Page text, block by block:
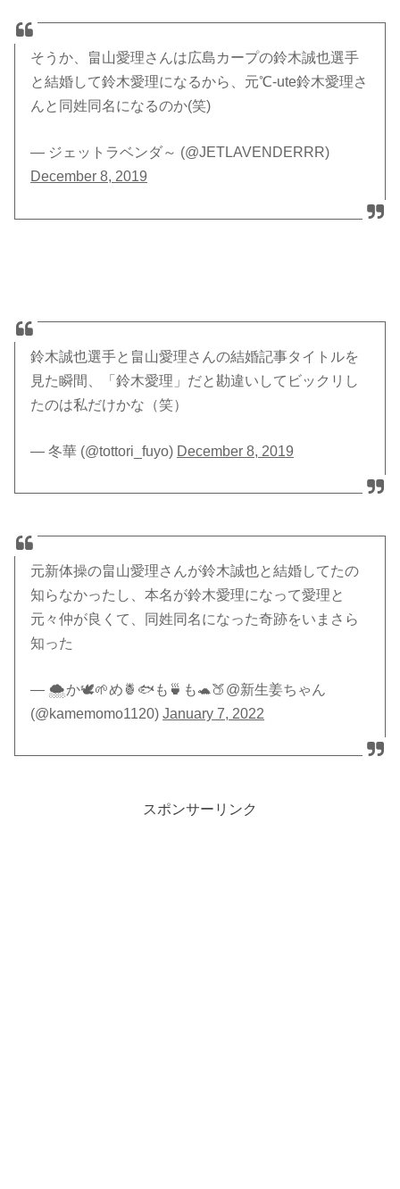
そうか、畠山愛理さんは広島カープの鈴木誠也選手
と結婚して鈴木愛理になるから、元℃-ute鈴木愛理さ
んと同姓同名になるのか(笑)
— ジェットラベンダ～ (@JETLAVENDERRR)
December 8, 2019
鈴木誠也選手と畠山愛理さんの結婚記事タイトルを
見た瞬間、「鈴木愛理」だと勘違いしてビックリし
たのは私だけかな（笑）
— 冬華 (@tottori_fuyo) December 8, 2019
元新体操の畠山愛理さんが鈴木誠也と結婚してたの
知らなかったし、本名が鈴木愛理になって愛理と
元々仲が良くて、同姓同名になった奇跡をいまさら
知った
— 🌨か🕊🌱め🍍🐟も🍵も🐢🍑@新生姜ちゃん
(@kamemomo1120)January 7, 2022
スポンサーリンク